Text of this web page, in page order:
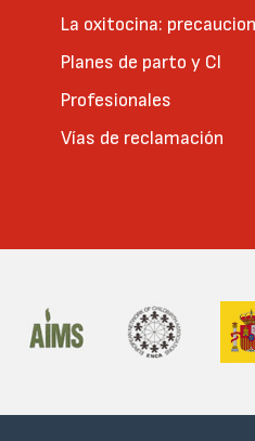
La oxitocina:
Planes de parto y CI
Profesionales
Vías de reclamación